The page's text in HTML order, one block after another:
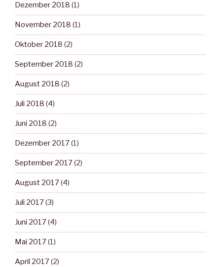
Dezember 2018 (1)
November 2018 (1)
Oktober 2018 (2)
September 2018 (2)
August 2018 (2)
Juli 2018 (4)
Juni 2018 (2)
Dezember 2017(1)
September 2017(2)
August 2017(4)
Juli 2017(3)
Juni 2017(4)
Mai 2017(1)
April 2017(2)